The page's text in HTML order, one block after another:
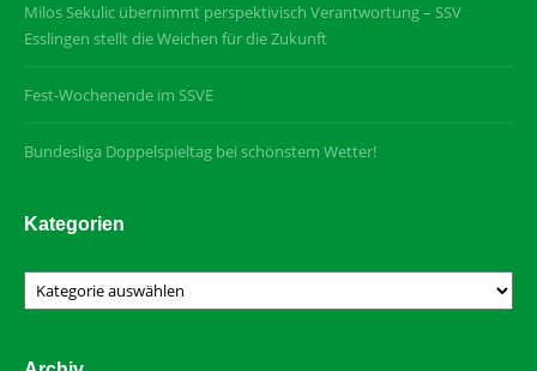
Milos Sekulic übernimmt perspektivisch Verantwortung – SSV
Esslingen stellt die Weichen für die Zukunft
Fest-Wochenende im SSVE
Bundesliga Doppelspieltag bei schönstem Wetter!
Kategorien
Kategorien